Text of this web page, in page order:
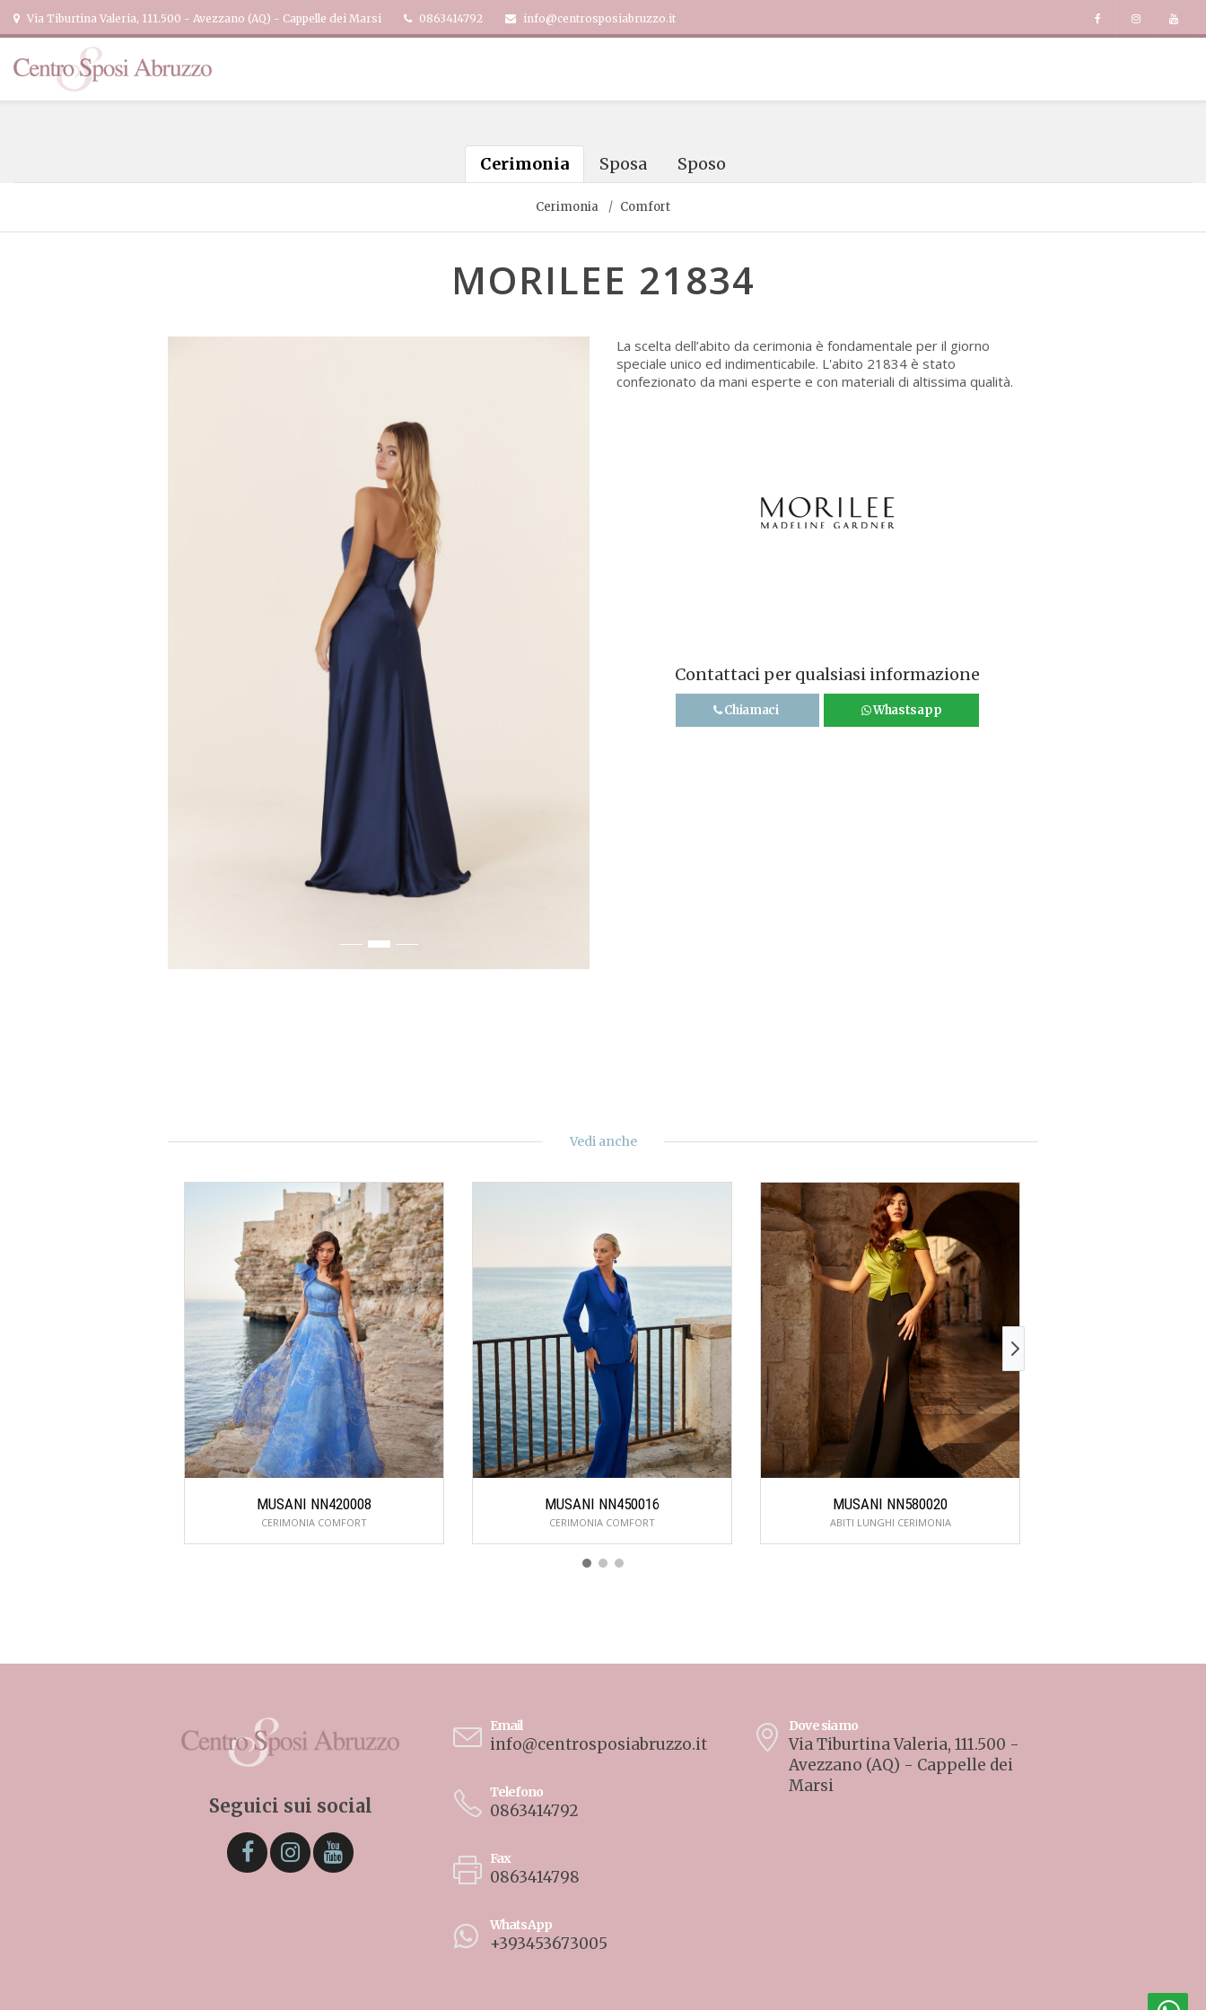
Via Tiburtina Valeria, 111.500 - Avezzano (AQ) - Cappelle dei Marsi 0863414792 info@centrosposiabruzzo.it
Cerimonia Sposa Sposo
Cerimonia Comfort
MORILEE 21834
La scelta dell’abito da cerimonia è fondamentale per il giorno
speciale unico ed indimenticabile. L'abito 21834 è stato
confezionato da mani esperte e con materiali di altissima qualità.
Contattaci per qualsiasi informazione
Chiamaci Whastsapp
Vedi anche
MUSANI NN420008
CERIMONIA COMFORT
MUSANI NN450016
CERIMONIA COMFORT
MUSANI NN580020
ABITI LUNGHI CERIMONIA
Seguici sui social
Email
info@centrosposiabruzzo.it
Telefono
0863414792
Fax
0863414798
WhatsApp
+393453673005
Dove siamo
Via Tiburtina Valeria, 111.500 -
Avezzano (AQ) - Cappelle dei
Marsi